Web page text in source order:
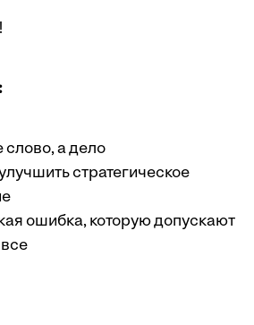
слово, а дело
стратегическое
ошибка, которую допускают